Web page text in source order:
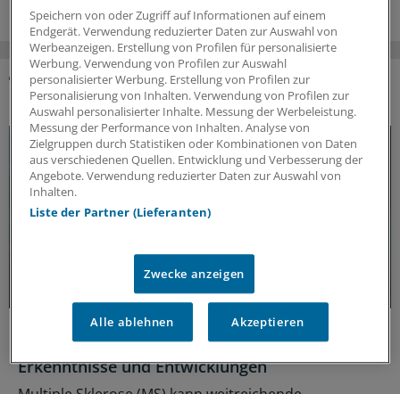
DAS KÖNNTE SIE AUCH INTERESSIEREN
Update Multiple Sklerose: Aktuelle
Erkenntnisse und Entwicklungen
Speichern von oder Zugriff auf Informationen auf einem
Endgerät. Verwendung reduzierter Daten zur Auswahl von
Werbeanzeigen. Erstellung von Profilen für personalisierte
Werbung. Verwendung von Profilen zur Auswahl
personalisierter Werbung. Erstellung von Profilen zur
Personalisierung von Inhalten. Verwendung von Profilen zur
Auswahl personalisierter Inhalte. Messung der Werbeleistung.
Messung der Performance von Inhalten. Analyse von
Zielgruppen durch Statistiken oder Kombinationen von Daten
aus verschiedenen Quellen. Entwicklung und Verbesserung der
Angebote. Verwendung reduzierter Daten zur Auswahl von
Inhalten.
Liste der Partner (Lieferanten)
Zwecke anzeigen
Alle ablehnen Akzeptieren